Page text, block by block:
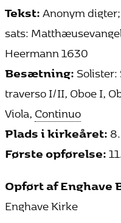
Tekst:Anonym
sats:
Heermann 1630
Besætning:Solister:
traverso I/II, Oboe I,
Viola,Continuo
Plads i kirkeåret:
Første opførelse:
Opført af Enghave
Enghave Kirke